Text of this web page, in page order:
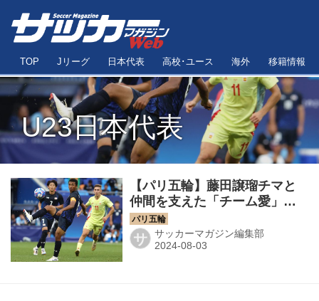
TOP Jリーグ 日本代表 高校･ユース 海外 移籍情報
U23日本代表
【パリ五輪】藤田譲瑠チマと
仲間を支えた「チーム愛」。
「まだまだもっと強くなる必
要がある」
サ サッカーマガジン編集部